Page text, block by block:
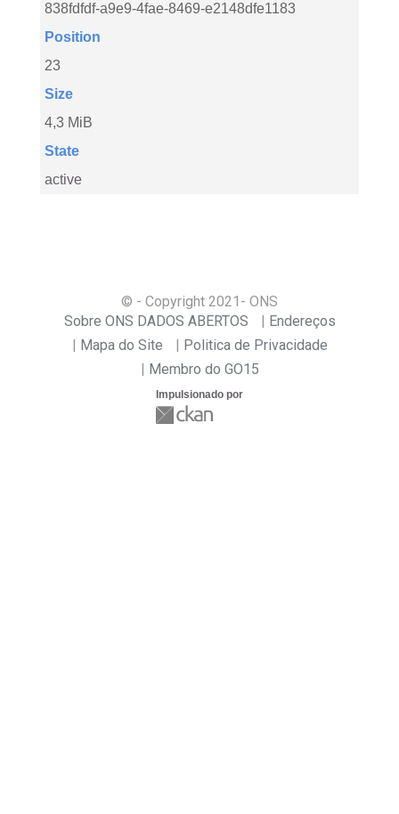
838fdfdf-a9e9-4fae-8469-e2148dfe1183
Position
23
Size
4,3 MiB
State
active
© - Copyright 2021 - ONS
Sobre ONS DADOS ABERTOS
Endereços
Mapa do Site
Politica de Privacidade
Membro do GO15
Impulsionado por